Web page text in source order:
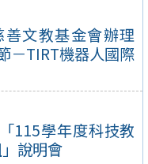
文教基金會辦理
－TIRT機器人國際
115學年度科技教
說明會